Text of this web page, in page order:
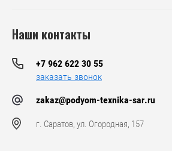
Наши контакты
+7 962 622 30 55
заказать звонок
zakaz@podyom-texnika-sar.ru
г. Саратов, ул. Огородная, 157